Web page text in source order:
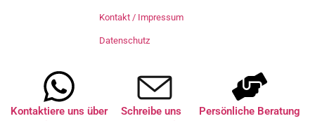
Kontakt / Impressum
Datenschutz
Kontaktiere uns über
Schreibe uns
Persönliche Beratung